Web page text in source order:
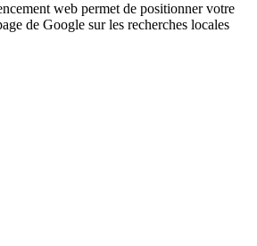
web permet de positionner votre
de Google sur les recherches locales